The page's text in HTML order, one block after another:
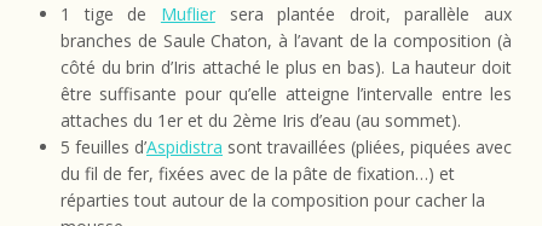
1 tige de Mufliersera plantée droit, parallèle aux
branches de Saule Chaton, à l’avant de la composition (à
côté du brin d’Iris attaché le plus en bas). La hauteur doit
être suffisante pour qu’elle atteigne l’intervalle entre les
attaches du 1er et du 2ème Iris d’eau (au sommet).
5 feuilles d’Aspidistra sont travaillées (pliées, piquées avec
du fil de fer, fixées avec de la pâte de fixation…) et
réparties tout autour de la composition pour cacher la